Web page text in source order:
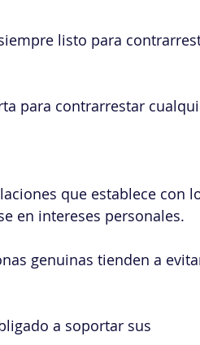
listo para
para contrarrestar
que establece con
en intereses personales.
genuinas tienden a
a soportar sus